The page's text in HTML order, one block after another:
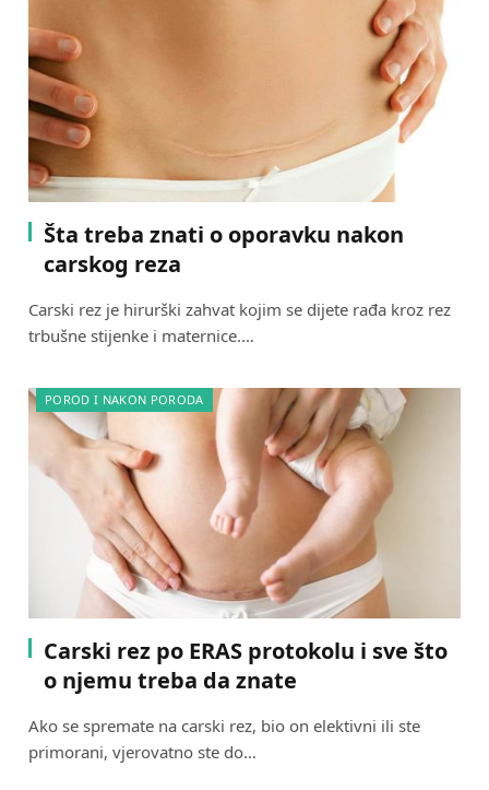
Šta treba znati o oporavku nakon
carskog reza
Carski rez je hirurški zahvat kojim se dijete rađa kroz rez
trbušne stijenke i maternice.…
POROD I NAKON PORODA
Carski rez po ERAS protokolu i sve što
o njemu treba da znate
Ako se spremate na carski rez, bio on elektivni ili ste
primorani, vjerovatno ste do…